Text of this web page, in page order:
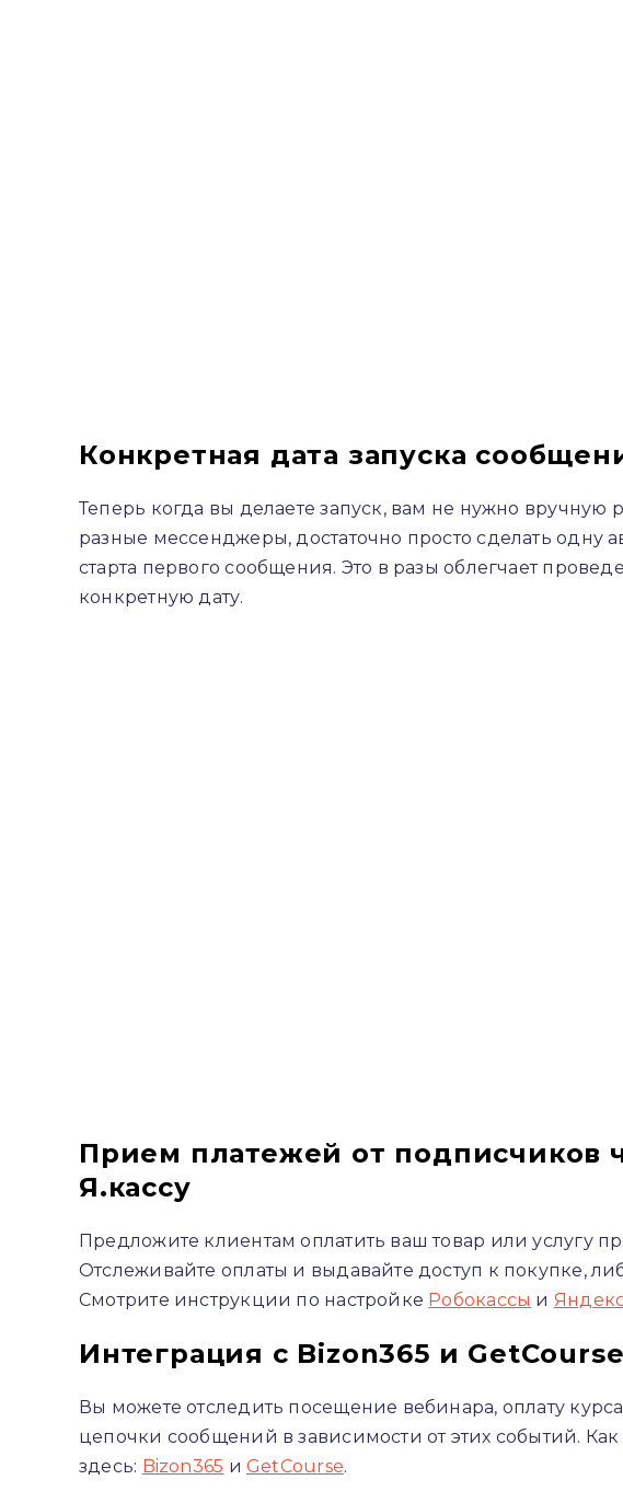
Конкретная дата запуска
Теперь когда вы делаете запуск, вам не нужно вручную
разные мессенджеры, достаточно просто сделать одну
старта первого сообщения. Это в разы облегчает
конкретную дату.
Прием платежей от подписчиков
Я.кассу
Предложите клиентам оплатить ваш товар или услугу
Отслеживайте оплаты и выдавайте доступ к покупке,
Смотрите инструкции по настройке Робокассы и
Интеграция с Bizon365 и GetCourse
Вы можете отследить посещение вебинара, оплату
цепочки сообщений в зависимости от этих событий.
здесь: Bizon365 и GetCourse.